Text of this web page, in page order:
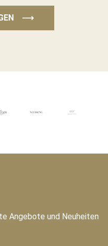
⟶
Angebote und Neuheiten